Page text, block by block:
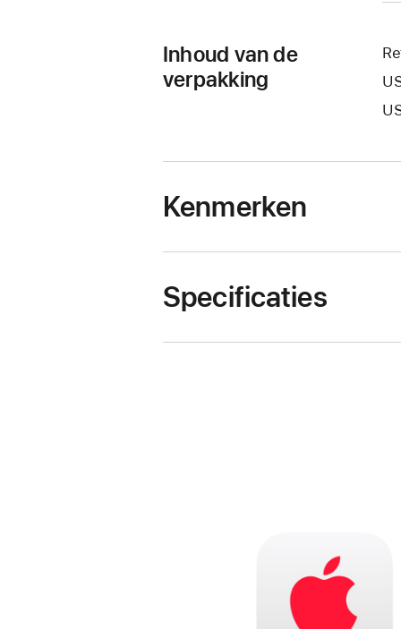
Inhoud van de
verpakking
Kenmerken
Specificaties